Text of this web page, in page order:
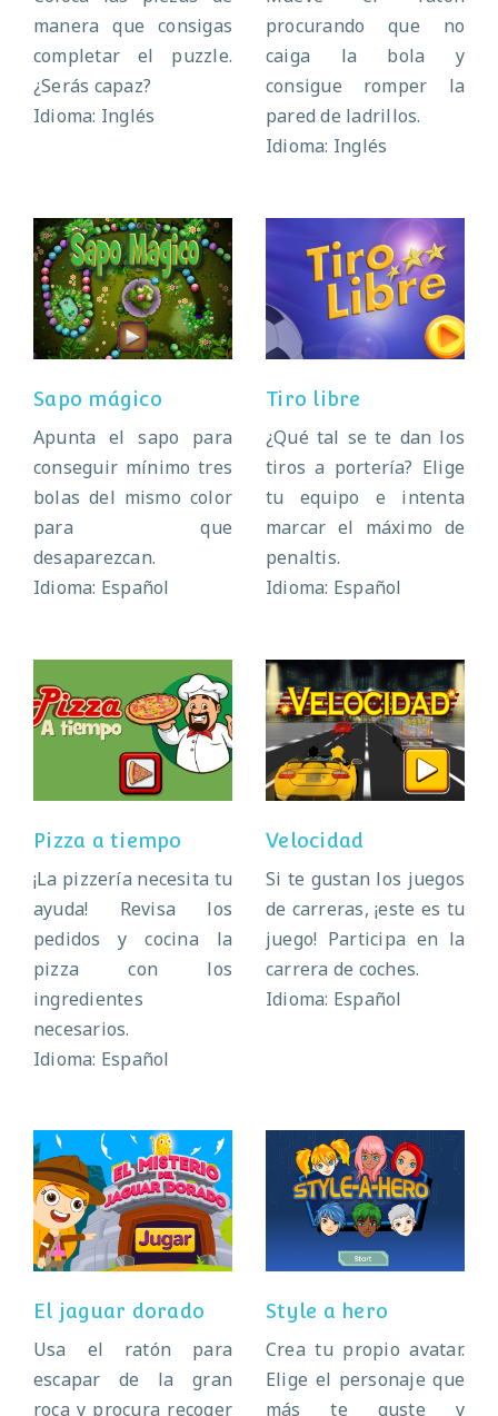
manera que consigas
completar el puzzle.
¿Serás capaz?
Idioma: Inglés
procurando que no
caiga la bola y
consigue romper la
pared de ladrillos.
Idioma: Inglés
Sapo mágico
Sapo mágico
Apunta el sapo para
conseguir mínimo tres
bolas del mismo color
para que
desaparezcan.
Idioma: Español
Tiro libre
Tiro libre
¿Qué tal se te dan los
tiros a portería? Elige
tu equipo e intenta
marcar el máximo de
penaltis.
Idioma: Español
Pizza a tiempo
Pizza a tiempo
¡La pizzería necesita tu
ayuda! Revisa los
pedidos y cocina la
pizza con los
ingredientes
necesarios.
Idioma: Español
Velocidad
Velocidad
Si te gustan los juegos
de carreras, ¡este es tu
juego! Participa en la
carrera de coches.
Idioma: Español
El jaguar dorado
El jaguar dorado
Usa el ratón para
escapar de la gran
roca y procura recoger
Style a hero
Style a hero
Crea tu propio avatar.
Elige el personaje que
más te guste y